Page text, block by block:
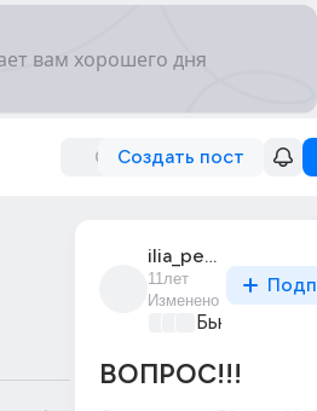
Создать пост
ilia_petrov_3009
11лет
Изменено
Бьютилэнд
ВОПРОС!!!